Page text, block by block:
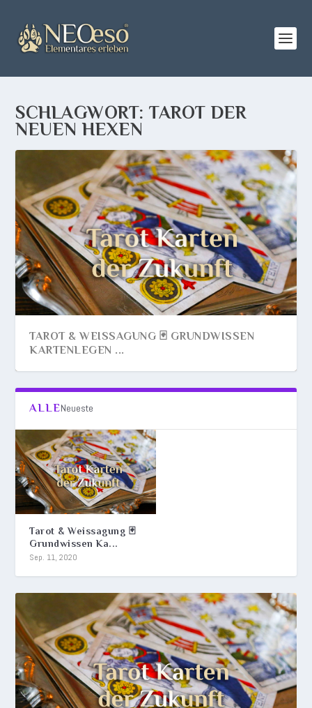
SCHLAGWORT:TAROT DER
NEUEN HEXEN
TAROT & WEISSAGUNG 🃏 GRUNDWISSEN
KARTENLEGEN ...
ALLENeueste
Tarot & Weissagung 🃏
Grundwissen Ka...
Sep. 11, 2020